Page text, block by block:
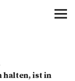
halten, ist in